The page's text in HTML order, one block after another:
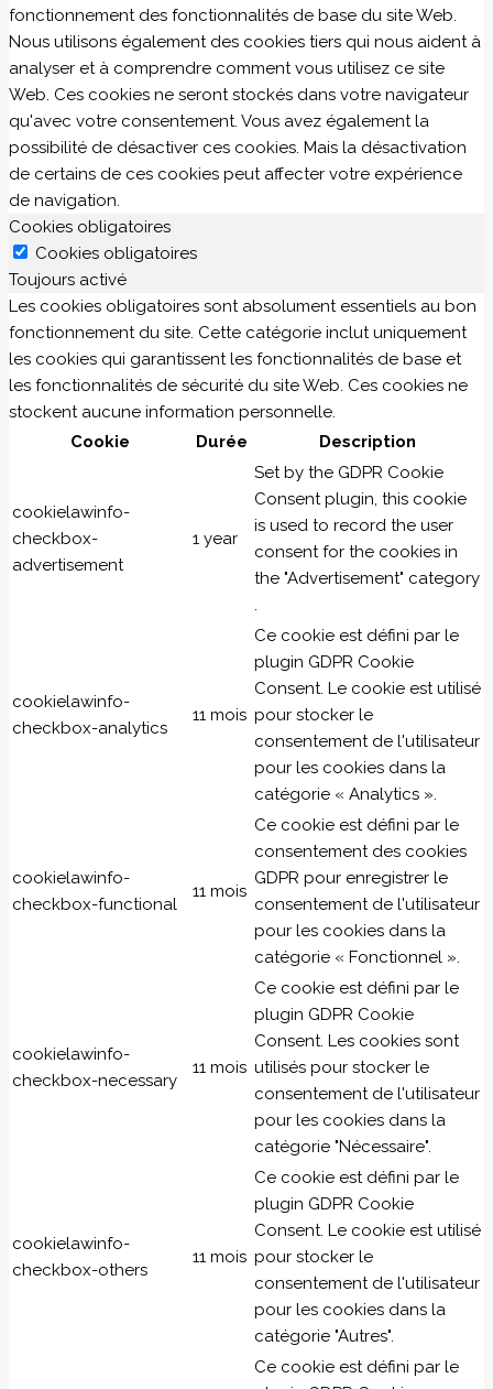
fonctionnement des fonctionnalités de base du site Web.
Nous utilisons également des cookies tiers qui nous aident à
analyser et à comprendre comment vous utilisez ce site
Web. Ces cookies ne seront stockés dans votre navigateur
qu'avec votre consentement. Vous avez également la
possibilité de désactiver ces cookies. Mais la désactivation
de certains de ces cookies peut affecter votre expérience
de navigation.
Cookies obligatoires
Cookies obligatoires
Toujours activé
Les cookies obligatoires sont absolument essentiels au bon
fonctionnement du site. Cette catégorie inclut uniquement
les cookies qui garantissent les fonctionnalités de base et
les fonctionnalités de sécurité du site Web. Ces cookies ne
stockent aucune information personnelle.
Cookie
Durée Description
cookielawinfo-
checkbox-
advertisement
1 year
Set by the GDPR Cookie
Consent plugin, this cookie
is used to record the user
consent for the cookies in
the "Advertisement" category
.
cookielawinfo-
checkbox-analytics
11 mois
Ce cookie est défini par le
plugin GDPR Cookie
Consent. Le cookie est utilisé
pour stocker le
consentement de l'utilisateur
pour les cookies dans la
catégorie « Analytics ».
cookielawinfo-
checkbox-functional
11 mois
Ce cookie est défini par le
consentement des cookies
GDPR pour enregistrer le
consentement de l'utilisateur
pour les cookies dans la
catégorie « Fonctionnel ».
cookielawinfo-
checkbox-necessary
11 mois
Ce cookie est défini par le
plugin GDPR Cookie
Consent. Les cookies sont
utilisés pour stocker le
consentement de l'utilisateur
pour les cookies dans la
catégorie "Nécessaire".
cookielawinfo-
checkbox-others
11 mois
Ce cookie est défini par le
plugin GDPR Cookie
Consent. Le cookie est utilisé
pour stocker le
consentement de l'utilisateur
pour les cookies dans la
catégorie "Autres".
Ce cookie est défini par le